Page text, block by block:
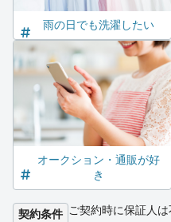
雨の日でも洗濯したい
オークション・通販が好
き
契約条件 ご契約時に保証人は